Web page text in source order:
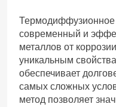
Термодиффузионное
современный и
металлов от
уникальным
обеспечивает
самых сложных
метод позволяет